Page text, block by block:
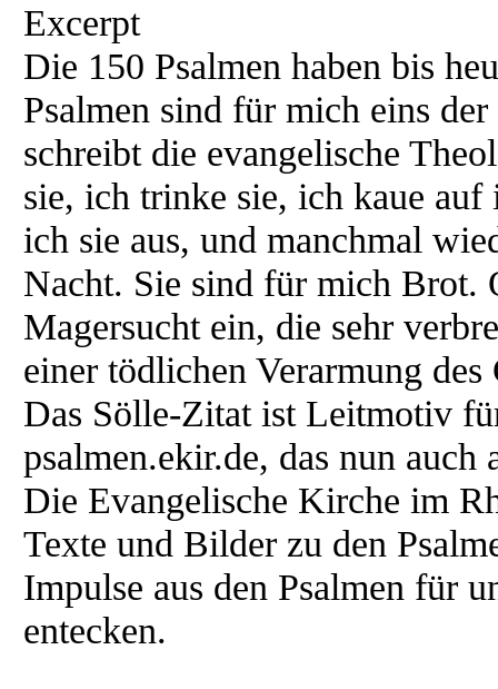
Excerpt
Die 150 Psalmen haben bis
Psalmen sind für mich eins
schreibt die evangelische
sie, ich trinke sie, ich kaue auf
ich sie aus, und manchmal
Nacht. Sie sind für mich Brot.
Magersucht ein, die sehr
einer tödlichen Verarmung
Das Sölle-Zitat ist Leitmotiv
psalmen.ekir.de, das nun
Die Evangelische Kirche im
Texte und Bilder zu den
Impulse aus den Psalmen für
entecken.